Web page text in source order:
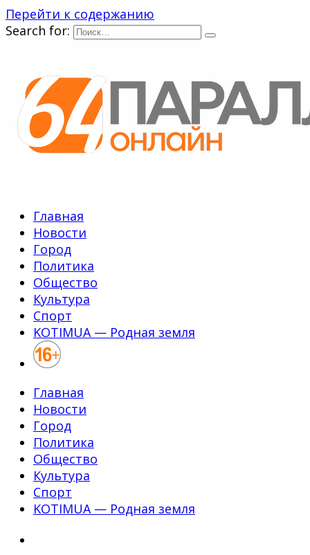
Перейти к содержанию
Search for:
Главная
Новости
Город
Политика
Общество
Культура
Спорт
KOTIMUA — Родная земля
Главная
Новости
Город
Политика
Общество
Культура
Спорт
KOTIMUA — Родная земля